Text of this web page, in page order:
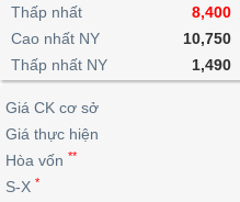
lỗ
dịch
nội
Niên
giám
Định
giá
ngoài
doanh
dịch
Chứng
quyền
quan
Thống
Thống
giao
dịch
Tin
tức
Phân
tích
kỹ
thuật
trực
tuyến
Vĩ
mô
lai
Chứng
quyền
Trái
phiếu
IR
Awards
tạo
Thấp nhất
8,400
Cao nhất NY
10,750
Thấp nhất NY
1,490
Giá CK cơ sở
Giá thực hiện
Hòa vốn **
S-X *
BẤT
ĐỘNG
SẢN
TÀI
CHÍNH